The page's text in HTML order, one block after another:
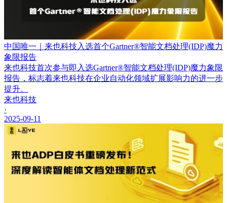
中国唯一｜来也科技入选首个Gartner®智能文档处理(IDP)魔力
象限报告
来也科技首次参与即入选Gartner®智能文档处理(IDP)魔力象限
报告，标志着来也科技在企业自动化领域扩展影响力的进一步
提升。
来也科技
·
2025-09-11